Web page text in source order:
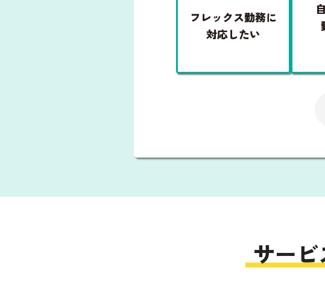
フレックス勤務に
対応したい
サービ